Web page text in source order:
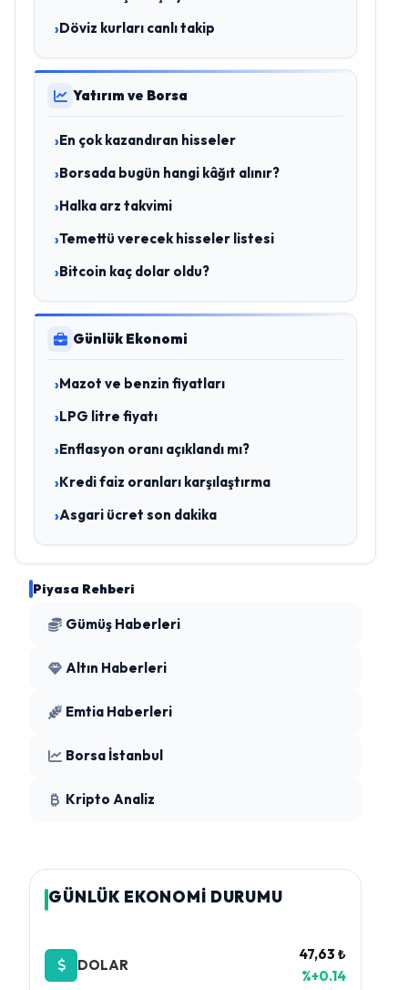
Döviz kurları canlı takip
Yatırım ve Borsa
En çok kazandıran hisseler
Borsada bugün hangi kâğıt alınır?
Halka arz takvimi
Temettü verecek hisseler listesi
Bitcoin kaç dolar oldu?
Günlük Ekonomi
Mazot ve benzin fiyatları
LPG litre fiyatı
Enflasyon oranı açıklandı mı?
Kredi faiz oranları karşılaştırma
Asgari ücret son dakika
Piyasa Rehberi
Gümüş Haberleri
Altın Haberleri
Emtia Haberleri
Borsa İstanbul
Kripto Analiz
GÜNLÜK EKONOMİ DURUMU
DOLAR
47,63 ₺
%+0.14